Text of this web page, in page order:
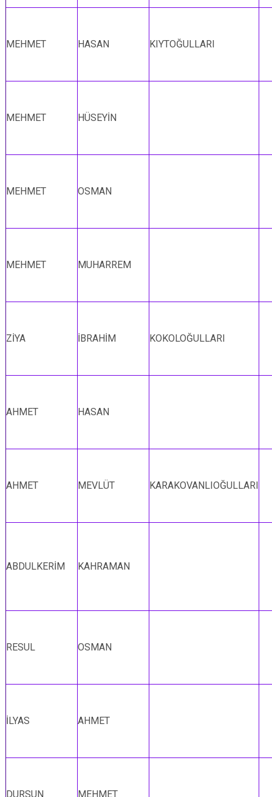
MEHMET HASAN KIYTOĞULLARI
MEHMET HÜSEYİN
MEHMET OSMAN
MEHMET MUHARREM
ZİYA İBRAHİM KOKOLOĞULLARI
AHMET HASAN
AHMET MEVLÜT KARAKOVANLIOĞULLARI
ABDULKERİM KAHRAMAN
RESUL OSMAN
İLYAS AHMET
DURSUN MEHMET